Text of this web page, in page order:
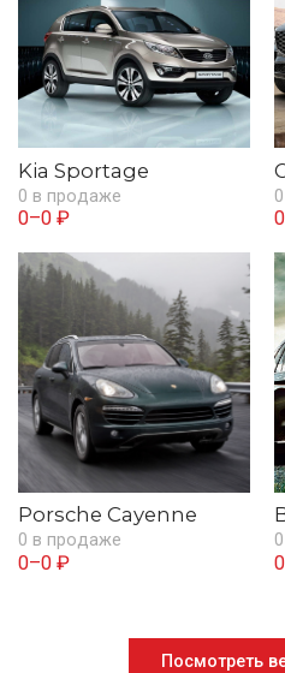
Kia Sportage
0 в продаже
0–0 ₽
Porsche Cayenne
0 в продаже
0–0 ₽
Посмотреть